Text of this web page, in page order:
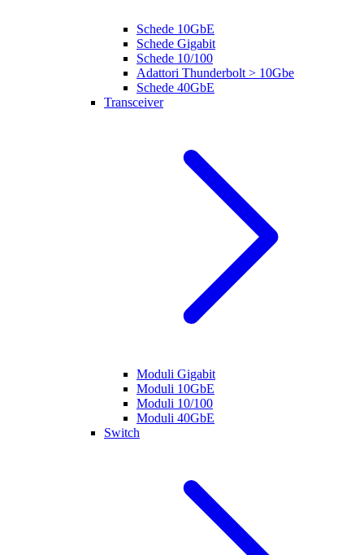
Schede 10GbE
Schede Gigabit
Schede 10/100
Adattori Thunderbolt > 10Gbe
Schede 40GbE
Transceiver
Moduli Gigabit
Moduli 10GbE
Moduli 10/100
Moduli 40GbE
Switch